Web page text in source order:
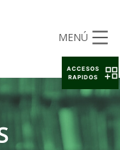
MENÚ
ACCESOS
RAPIDOS